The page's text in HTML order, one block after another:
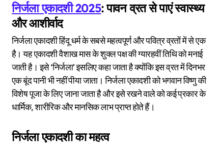
निर्जला एकादशी 2025: पावन व्रत से पाएं स्वास्थ्य
और आशीर्वाद
निर्जला एकादशी हिंदू धर्म के सबसे महत्वपूर्ण और पवित्र व्रतों में से एक
है। यह एकादशी वैशाख मास के शुक्ल पक्ष की ग्यारहवीं तिथि को मनाई
जाती है। इसे ‘निर्जला’ इसलिए कहा जाता है क्योंकि इस व्रत में दिनभर
एक बूंद पानी भी नहीं पीया जाता। निर्जला एकादशी को भगवान विष्णु की
विशेष पूजा के लिए जाना जाता है और इसे रखने वाले को कई प्रकार के
धार्मिक, शारीरिक और मानसिक लाभ प्राप्त होते हैं।
निर्जला एकादशी का महत्व